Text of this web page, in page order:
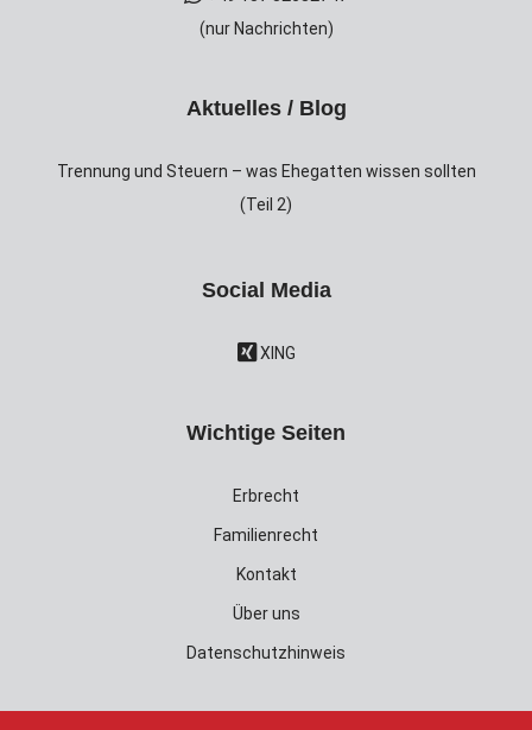
(nur Nachrichten)
Aktuelles / Blog
Trennung und Steuern – was Ehegatten wissen sollten
(Teil 2)
Social Media
XING
Wichtige Seiten
Erbrecht
Familienrecht
Kontakt
Über uns
Datenschutzhinweis